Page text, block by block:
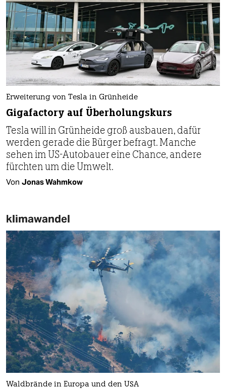
Erweiterung von Tesla in Grünheide
Gigafactory auf Überholungskurs
Tesla will in Grünheide groß ausbauen, dafür
werden gerade die Bürger befragt. Manche
sehen im US-Autobauer eine Chance, andere
fürchten um die Umwelt.
Von Jonas Wahmkow
klimawandel
Waldbrände in Europa und den USA